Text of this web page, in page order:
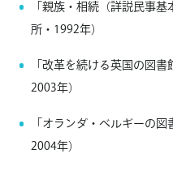
「親族・相続（詳説民事
所・1992年）
「改革を続ける英国の図
2003年）
「オランダ・ベルギーの
2004年）